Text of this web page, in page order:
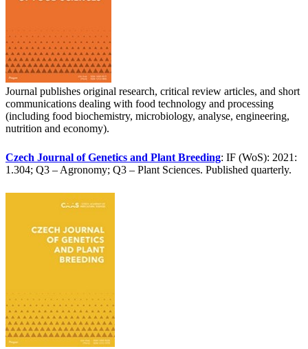
Journal publishes original research, critical review articles, and short
communications dealing with food technology and processing
(including food biochemistry, microbiology, analyse, engineering,
nutrition and economy).
Czech Journal of Genetics and Plant Breeding: IF (WoS): 2021:
1.304; Q3 – Agronomy; Q3 – Plant Sciences. Published quarterly.